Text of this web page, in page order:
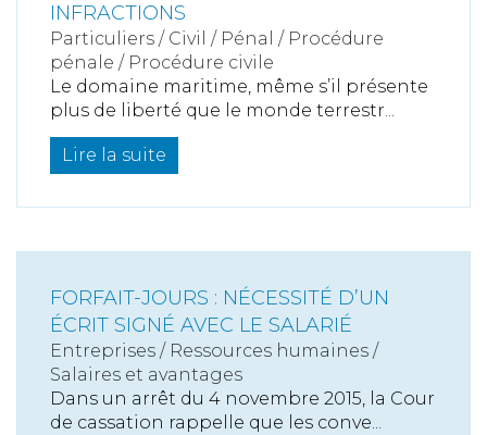
INFRACTIONS
Particuliers / Civil / Pénal / Procédure
pénale / Procédure civile
Le domaine maritime, même s’il présente
plus de liberté que le monde terrestr...
Lire la suite
FORFAIT-JOURS : NÉCESSITÉ D’UN
ÉCRIT SIGNÉ AVEC LE SALARIÉ
Entreprises / Ressources humaines /
Salaires et avantages
Dans un arrêt du 4 novembre 2015, la Cour
de cassation rappelle que les conve...